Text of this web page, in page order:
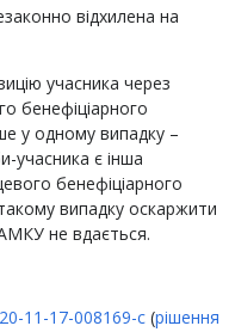
відхилена на
учасника через
бенефіціарного
у одному випадку –
учасника є інша
бенефіціарного
випадку оскаржити
не вдається.
11-17-008169-c(рішення